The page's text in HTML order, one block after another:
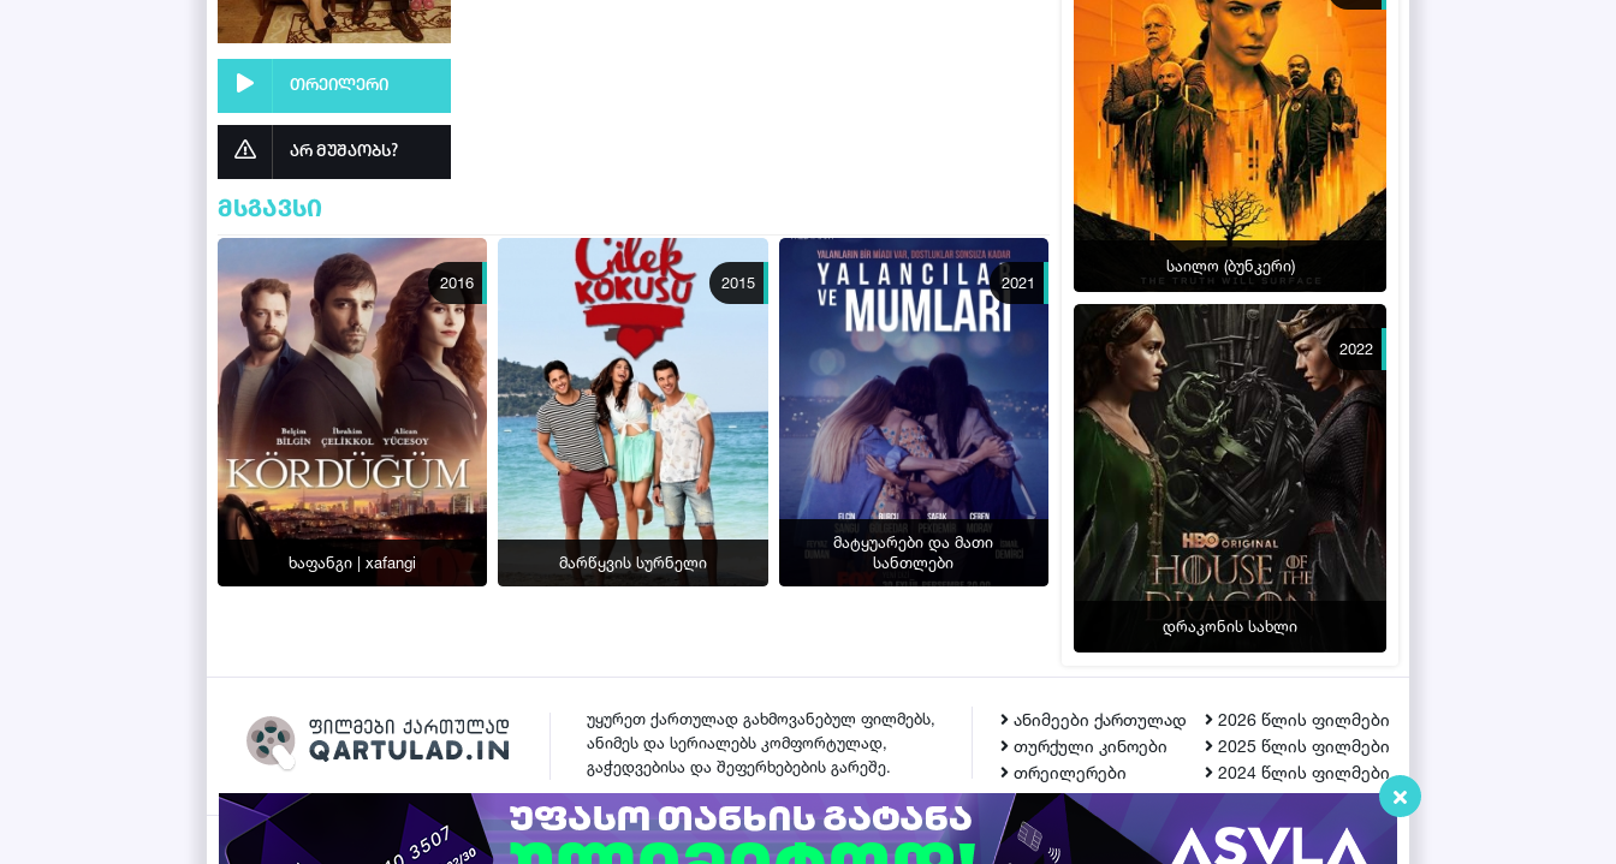
▶ სერია 8
ფლეიერი 2
▶ სერია 9
ფლეიერი 2
ფლეიერი 3
ფლეიერი 4
▶ სერია 10
ფლეიერი 4
▶ სერია 11
ფლეიერი 2
ფლეიერი 3
ფლეიერი 4
თრეილერი
არ მუშაობს?
მსგავსი
2016
ხაფანგი | xafangi
2015
მარწყვის სურნელი
2021
მატყუარები და მათი
სანთლები
საილო (ბუნკერი)
2022
დრაკონის სახლი
უყურეთ ქართულად გახმოვანებულ ფილმებს,
ანიმეს და სერიალებს კომფორტულად,
გაჭედვებისა და შეფერხებების გარეშე.
ანიმეები ქართულად
თურქული კინოები
თრეილერები
2026 წლის ფილმები
2025 წლის ფილმები
2024 წლის ფილმები
ᲙᲝᲜᲢᲐᲥᲢᲘ
Qartulad.in © 2026